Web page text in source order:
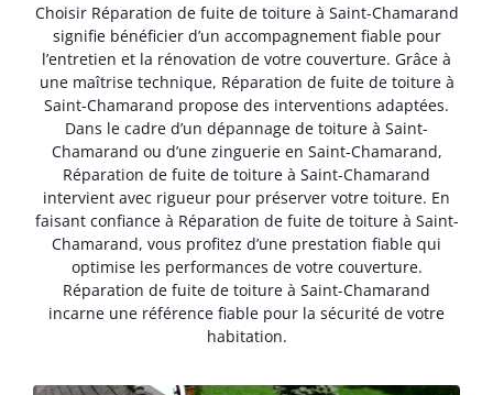
Choisir Réparation de fuite de toiture à Saint-Chamarand
signifie bénéficier d’un accompagnement fiable pour
l’entretien et la rénovation de votre couverture. Grâce à
une maîtrise technique, Réparation de fuite de toiture à
Saint-Chamarand propose des interventions adaptées.
Dans le cadre d’un dépannage de toiture à Saint-
Chamarand ou d’une zinguerie en Saint-Chamarand,
Réparation de fuite de toiture à Saint-Chamarand
intervient avec rigueur pour préserver votre toiture. En
faisant confiance à Réparation de fuite de toiture à Saint-
Chamarand, vous profitez d’une prestation fiable qui
optimise les performances de votre couverture.
Réparation de fuite de toiture à Saint-Chamarand
incarne une référence fiable pour la sécurité de votre
habitation.